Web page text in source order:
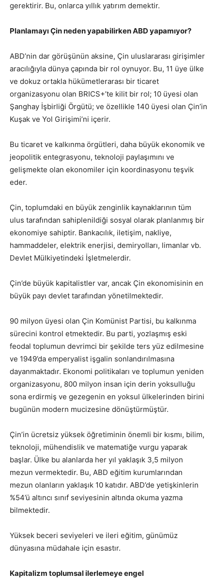
gerektirir. Bu, onlarca yıllık yatırım demektir.
Planlamayı Çin neden yapabilirken ABD yapamıyor?
ABD’nin dar görüşünün aksine, Çin uluslararası girişimler
aracılığıyla dünya çapında bir rol oynuyor. Bu, 11 üye ülke
ve dokuz ortakla hükümetlerarası bir ticaret
organizasyonu olan BRICS+’te kilit bir rol; 10 üyesi olan
Şanghay İşbirliği Örgütü; ve özellikle 140 üyesi olan Çin’in
Kuşak ve Yol Girişimi’ni içerir.
Bu ticaret ve kalkınma örgütleri, daha büyük ekonomik ve
jeopolitik entegrasyonu, teknoloji paylaşımını ve
gelişmekte olan ekonomiler için koordinasyonu teşvik
eder.
Çin, toplumdaki en büyük zenginlik kaynaklarının tüm
ulus tarafından sahiplenildiği sosyal olarak planlanmış bir
ekonomiye sahiptir. Bankacılık, iletişim, nakliye,
hammaddeler, elektrik enerjisi, demiryolları, limanlar vb.
Devlet Mülkiyetindeki İşletmelerdir.
Çin’de büyük kapitalistler var, ancak Çin ekonomisinin en
büyük payı devlet tarafından yönetilmektedir.
90 milyon üyesi olan Çin Komünist Partisi, bu kalkınma
sürecini kontrol etmektedir. Bu parti, yozlaşmış eski
feodal toplumun devrimci bir şekilde ters yüz edilmesine
ve 1949’da emperyalist işgalin sonlandırılmasına
dayanmaktadır. Ekonomi politikaları ve toplumun yeniden
organizasyonu, 800 milyon insan için derin yoksulluğu
sona erdirmiş ve gezegenin en yoksul ülkelerinden birini
bugünün modern mucizesine dönüştürmüştür.
Çin’in ücretsiz yüksek öğretiminin önemli bir kısmı, bilim,
teknoloji, mühendislik ve matematiğe vurgu yaparak
başlar. Ülke bu alanlarda her yıl yaklaşık 3,5 milyon
mezun vermektedir. Bu, ABD eğitim kurumlarından
mezun olanların yaklaşık 10 katıdır. ABD’de yetişkinlerin
%54’ü altıncı sınıf seviyesinin altında okuma yazma
bilmektedir.
Yüksek beceri seviyeleri ve ileri eğitim, günümüz
dünyasına müdahale için esastır.
Kapitalizm toplumsal ilerlemeye engel